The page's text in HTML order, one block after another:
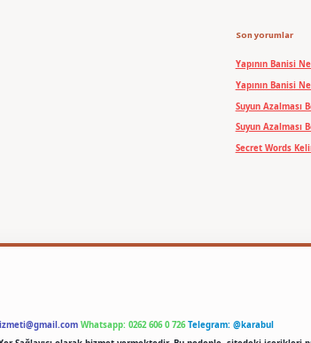
Son yorumlar
Yapının Banisi
Yapının Banisi
Suyun Azalması
Suyun Azalması
Secret Words
Whatsapp: 0262 606 0 726 Telegram: @karabul